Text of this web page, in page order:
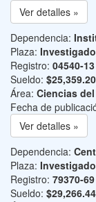
Ver detalles »
Dependencia:
Plaza:
Registro: 04540-13
Sueldo: $25,359.20
Área: Ciencias
Fecha de
Ver detalles »
Dependencia:
Plaza:
Registro: 79370-69
Sueldo: $29,266.44